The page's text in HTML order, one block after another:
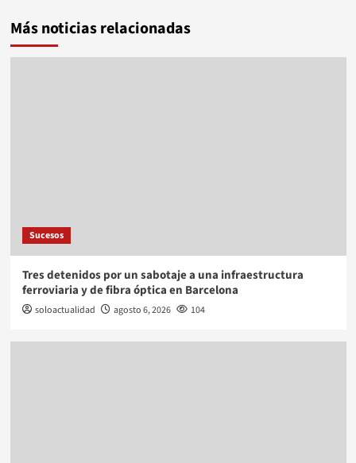
Más noticias relacionadas
Sucesos
Tres detenidos por un sabotaje a una infraestructura
ferroviaria y de fibra óptica en Barcelona
soloactualidad agosto 6, 2026 104